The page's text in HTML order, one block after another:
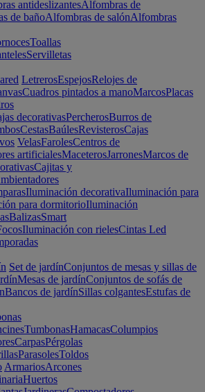
antideslizantesAlfombras de
de bañoAlfombras de salónAlfombras
Toallas
Servilletas
LetrerosEspejosRelojes de
Cuadros pintados a manoMarcosPlacas
decorativasPercherosBurros de
CestasBaúlesRevisterosCajas
VelasFarolesCentros de
artificialesMaceterosJarronesMarcos de
Cajitas y
Iluminación decorativaIluminación para
para dormitorioIluminación
BalizasSmart
Iluminación con rielesCintas Led
Set de jardínConjuntos de mesas y sillas de
Mesas de jardínConjuntos de sofás de
Bancos de jardínSillas colgantesEstufas de
TumbonasHamacasColumpios
CarpasPérgolas
ParasolesToldos
ArmariosArcones
Huertos